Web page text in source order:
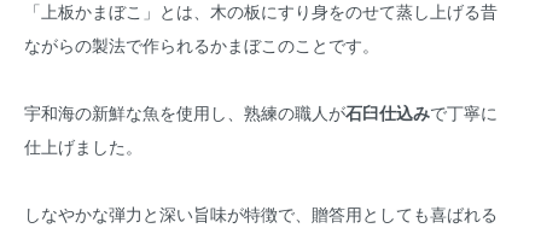
「上板かまぼこ」とは、木の板にすり身をのせて蒸し上げる昔
ながらの製法で作られるかまぼこのことです。
宇和海の新鮮な魚を使用し、熟練の職人が石臼仕込みで丁寧に
仕上げました。
しなやかな弾力と深い旨味が特徴で、贈答用としても喜ばれる